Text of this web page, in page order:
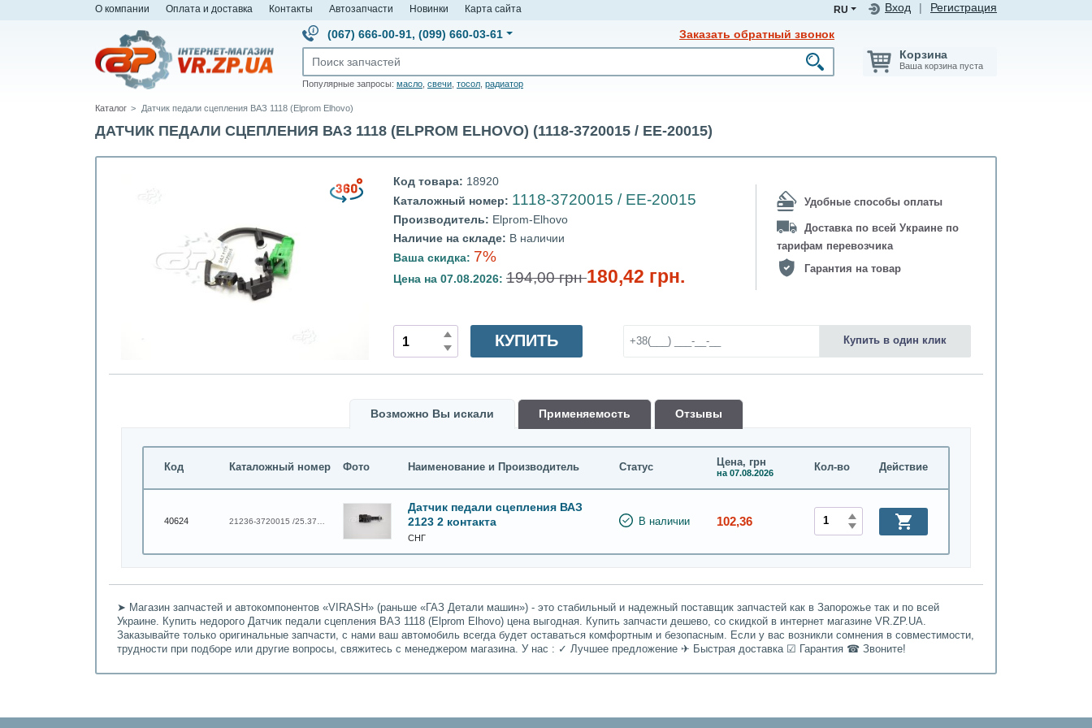
О компании Оплата и доставка Контакты Автозапчасти Новинки Карта сайта Вход Регистрация
RU
(067) 666-00-91, (099) 660-03-61 Заказать обратный звонок
Популярные запросы: масло свечи тосол радиатор
Корзина
Ваша корзина пуста
Каталог Датчик педали сцепления ВАЗ 1118 (Elprom Elhovo)
ДАТЧИК ПЕДАЛИ СЦЕПЛЕНИЯ ВАЗ 1118 (ELPROM ELHOVO) (1118-3720015 / EE-20015)
Код товара: 18920
Каталожный номер: 1118-3720015 / EE-20015
Производитель: Elprom-Elhovo
Наличие на складе: В наличии
Ваша скидка: 7%
Цена на 07.08.2026: 194,00 грн180,42 грн.
Удобные способы оплаты
Доставка по всей Украине по
тарифам перевозчика
Гарантия на товар
КУПИТЬ Купить в один клик
Возможно Вы искали Применяемость Oтзывы
Код Каталожный номер Фото Наименование и Производитель Статус Цена, грн
на 07.08.2026 Кол-во Действие
40624
Датчик педали сцепления ВАЗ
2123 2 контакта
СНГ
В наличии 102,36
➤ Магазин запчастей и автокомпонентов «VIRASH» (раньше «ГАЗ Детали машин») - это стабильный и надежный поставщик запчастей как в Запорожье так и по всей
Украине. Купить недорого Датчик педали сцепления ВАЗ 1118 (Elprom Elhovo) цена выгодная. Купить запчасти дешево, со скидкой в интернет магазине VR.ZP.UA.
Заказывайте только оригинальные запчасти, с нами ваш автомобиль всегда будет оставаться комфортным и безопасным. Если у вас возникли сомнения в совместимости,
трудности при подборе или другие вопросы, свяжитесь с менеджером магазина. У нас : ✓ Лучшее предложение ✈ Быстрая доставка ☑ Гарантия ☎ Звоните!